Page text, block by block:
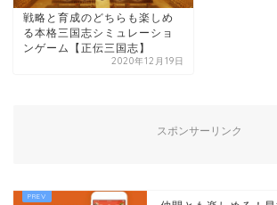
戦略と育成のどちらも楽しめ
る本格三国志シミュレーショ
ンゲーム【正伝三国志】
2020年12月19日
スポンサーリンク